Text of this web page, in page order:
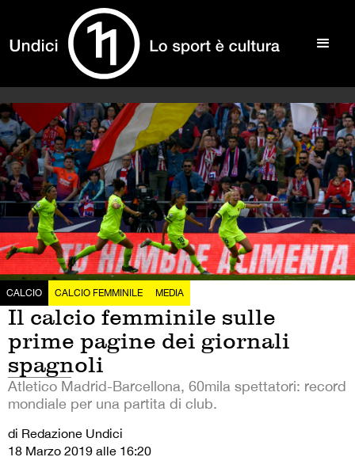
CALCIO CALCIO FEMMINILE MEDIA
Il calcio femminile sulle
prime pagine dei giornali
spagnoli
Atletico Madrid-Barcellona, 60mila spettatori: record
mondiale per una partita di club.
di Redazione Undici
18 Marzo 2019 alle 16:20